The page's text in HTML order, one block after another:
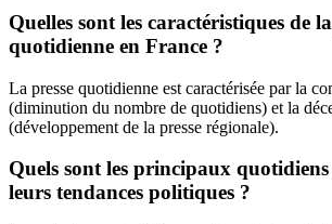
Quelles sont les caractéristiques de
quotidienne en France ?
La presse quotidienne est caractérisée par la
(diminution du nombre de quotidiens) et la
(développement de la presse régionale).
Quels sont les principaux
leurs tendances politiques ?